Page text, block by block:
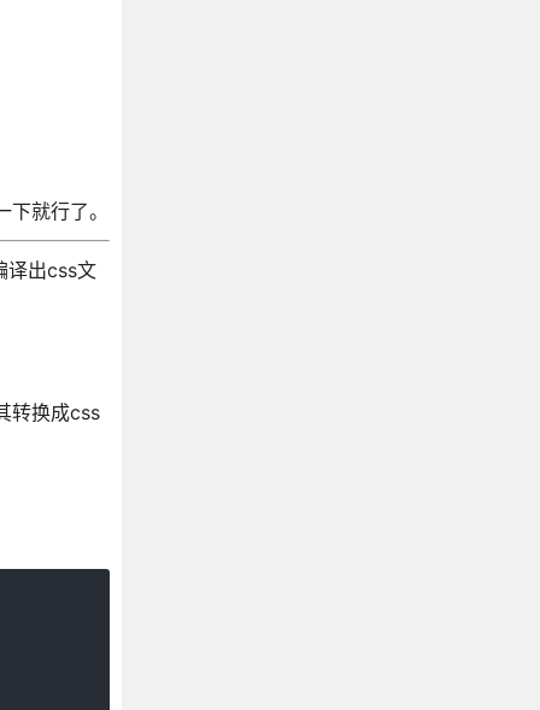
就行了。
译出css文
转换成css